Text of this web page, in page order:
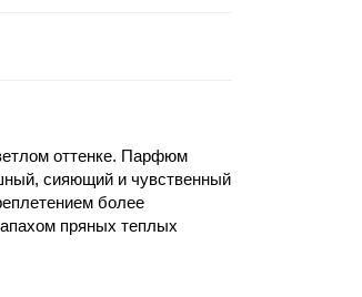
оттенке. Парфюм
сияющий и чувственный
более
пряных теплых